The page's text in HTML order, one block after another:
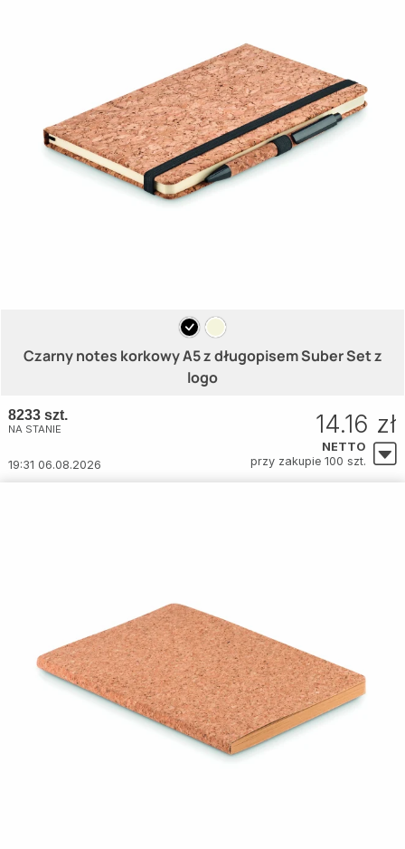
Czarny notes korkowy A5 z długopisem Suber Set z
logo
8233 szt.
NA STANIE
19:31 06.08.2026
14.16 zł
NETTO
przy zakupie 100 szt.